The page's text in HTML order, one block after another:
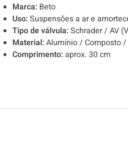
Marca: Beto
Uso:Suspensões a ar e
Tipo de válvula:Schrader / AV
Material:Alumínio / Composto /
Comprimento: aprox. 30 cm